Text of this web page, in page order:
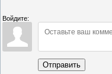
Войдите:
Отправить